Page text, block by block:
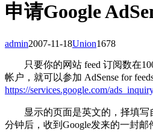
申请Google
admin2007-11-18Union1678
只要你的网站 feed 订阅数在
帐户，就可以参加 AdSense for
https://services.google.com/
显示的页面是英文的，择填写
分钟后，收到Google发来的一封邮